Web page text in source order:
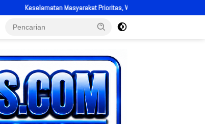
Solok H. Candra Perkuat Kesiapsiagaan Hadapi Ancaman Banjir